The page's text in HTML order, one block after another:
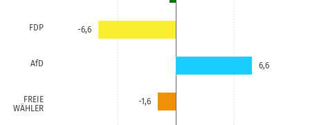
FDP
AfD
FREIE
WÄHLER
-6,6
6,6
-1,6